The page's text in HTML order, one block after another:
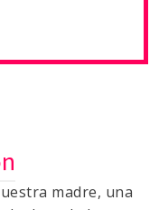
madre, una